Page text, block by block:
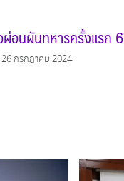
อนผันทหารครั้งแรก
26 กรกฎาคม 2024